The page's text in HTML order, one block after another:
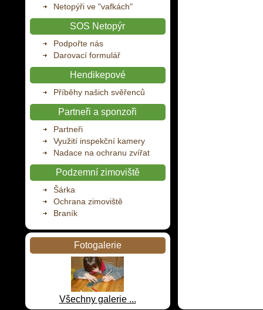
Netopýři ve "vafkách"
SOS Netopýr
Podpořte nás
Darovací formulář
Hendikepové
Příběhy našich svěřenců
Partneři a sponzoři
Partneři
Využití inspekční kamery
Nadace na ochranu zvířat
Podzemní zimoviště
Šárka
Ochrana zimoviště
Braník
Fotogalerie
Všechny galerie ...